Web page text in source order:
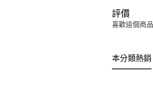
評價
喜歡這個商
本分類熱銷